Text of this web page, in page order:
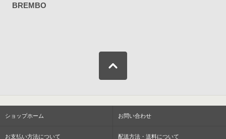
BREMBO
ショップホーム お問い合わせ
お支払い方法について 配送方法・送料について